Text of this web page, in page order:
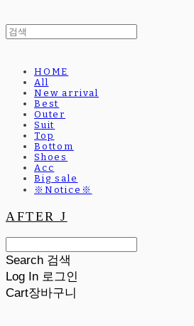
HOME
All
New arrival
Best
Outer
Suit
Top
Bottom
Shoes
Acc
Big sale
※Notice※
AFTER J
Search 검색
Log In 로그인
Cart장바구니